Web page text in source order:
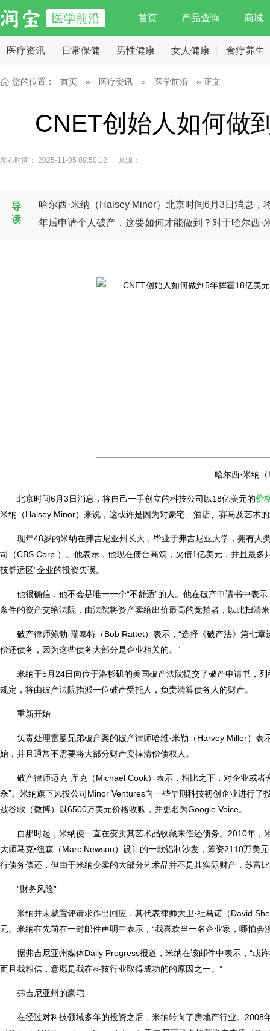
医学前沿 首页 产品查询 商城
医疗资讯 日常保健 男性健康 女人健康 食疗养生
您的位置： 首页 » 医疗资讯 » 医学前沿 » 正文
CNET创始人如何做
发布时间： 2025-11-05 09:50:12 来源：
导
读
哈尔西·米纳（Halsey Minor）北京时间6月3日消息
年后申请个人破产，这要如何才能做到？对于哈尔西
哈尔西·米纳
北京时间6月3日消息，将自己一手创立的科技公司以18亿美元的价
米纳（Halsey Minor）来说，这或许是因为对豪宅、酒店、赛马及艺术
现年48岁的米纳在弗吉尼亚州长大，毕业于弗吉尼亚大学，拥有
司（CBS Corp.）。他表示，他现在债台高筑，欠债1亿美元，并且最
技舒适区”企业的投资失误。
他很确信，他不会是唯一一个“不舒适”的人。他在破产申请书中表
条件的资产交给法院，由法院将资产卖给出价最高的竞拍者，以此扫清
破产律师鲍勃·瑞泰特（Bob Rattet）表示，“选择《破产法》第七
偿还债务，因为这些债务大部分是企业相关的。”
米纳于5月24日向位于洛杉矶的美国破产法院提交了破产申请书，
规定，将由破产法院指派一位破产受托人，负责清算债务人的财产。
重新开始
负责处理雷曼兄弟破产案的破产律师哈维·米勒（Harvey Miller）
始，并且通常不需要将大部分财产卖掉清偿债权人。
破产律师迈克·库克（Michael Cook）表示，相比之下，对企业或
杀”。米纳旗下风投公司Minor Ventures向一些早期科技初创企业进行
被谷歌（微博）以6500万美元价格收购，并更名为Google Voice。
自那时起，米纳便一直在变卖其艺术品收藏来偿还债务。2010年
大师马克•纽森（Marc Newson）设计的一款铝制沙发，筹资2110万美
行债务偿还，但由于米纳变卖的大部分艺术品并不是其实际财产，苏富
“财务风险”
米纳并未就置评请求作出回应，其代表律师大卫·社马诺（David
元。米纳在先前在一封邮件声明中表示，“我喜欢当一名企业家，哪怕会
据弗吉尼亚州媒体Daily Progress报道，米纳在该邮件中表示，“或
而且我相信，意愿是我在科技行业取得成功的的原因之一。”
弗吉尼亚州的豪宅
在经过对科技领域多年的投资之后，米纳转向了房地产行业。